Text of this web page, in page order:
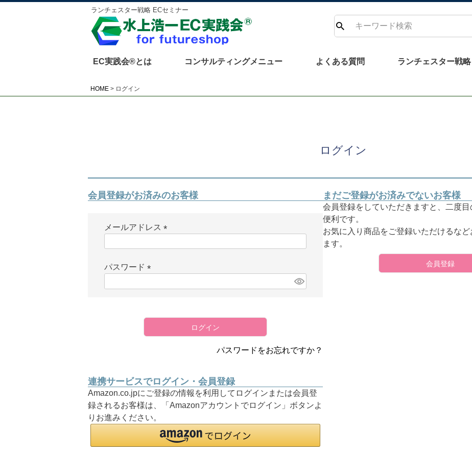
ランチェスター戦略 ECセミナー
検
EC実践会®とは コンサルティングメニュー よくある質問 ランチェスター戦略
HOME ログイン
ログイン
会員登録がお済みのお客様
メールアドレス
パスワード
)
ログイン
パスワードをお忘れですか？
連携サービスでログイン・会員登録
Amazon.co.jpにご登録の情報を利用してログインまたは会員登
録されるお客様は、「Amazonアカウントでログイン」ボタンよ
りお進みください。
まだご登録がお済みでないお客様
会員登録をしていただきますと、二度
便利です。
お気に入り商品をご登録いただけるな
ます。
会員登録